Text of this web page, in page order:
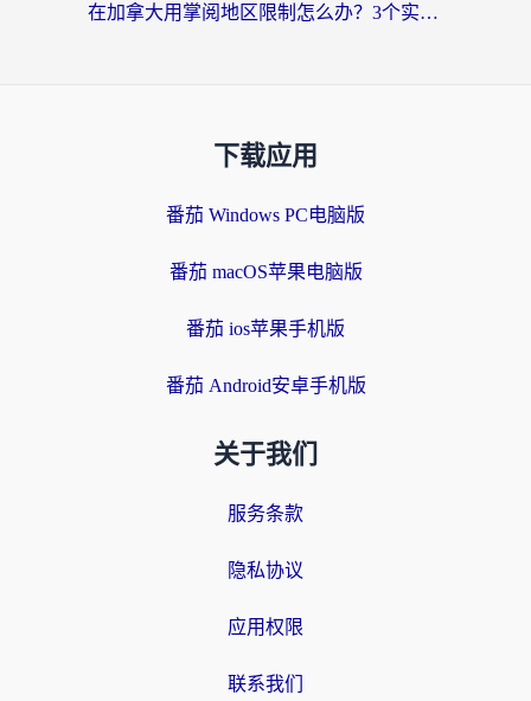
在加拿大用掌阅地区限制怎么办？3个实用技巧帮你轻松解决（附海外华人必备工具）
下载应用
番茄 Windows PC电脑版
番茄 macOS苹果电脑版
番茄 ios苹果手机版
番茄 Android安卓手机版
关于我们
服务条款
隐私协议
应用权限
联系我们